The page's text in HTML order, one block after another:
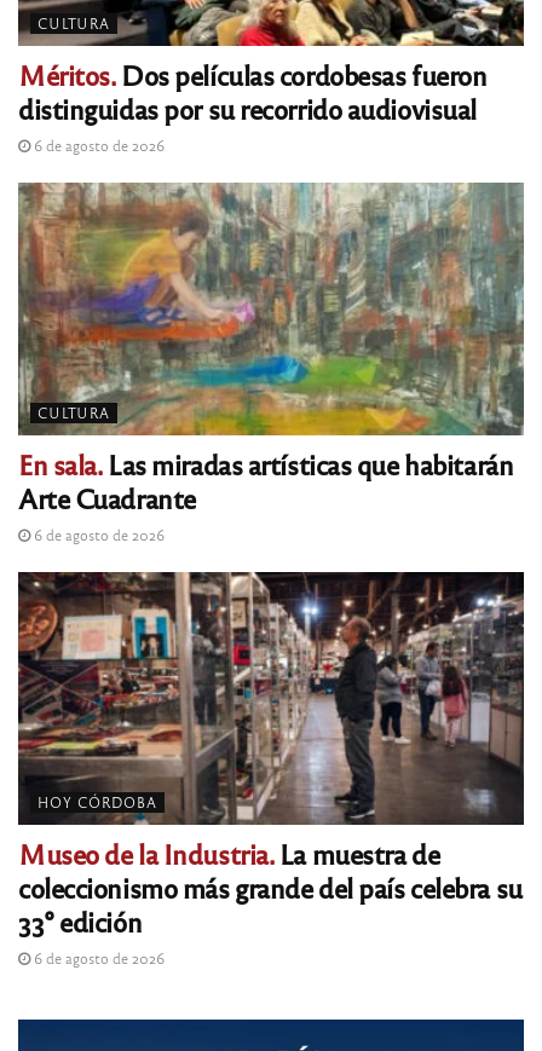
CULTURA
Méritos.Dos películas cordobesas fueron
distinguidas por su recorrido audiovisual
6 de agosto de 2026
CULTURA
En sala.Las miradas artísticas que habitarán
Arte Cuadrante
6 de agosto de 2026
HOY CÓRDOBA
Museo de la Industria.La muestra de
coleccionismo más grande del país celebra su
33° edición
6 de agosto de 2026